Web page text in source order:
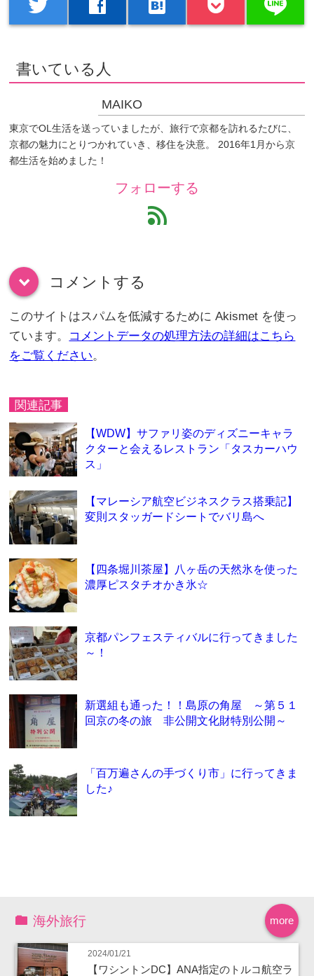
twitter facebook hatenabookmark
書いている人
MAIKO
東京でOL生活を送っていましたが、旅行で京都を訪れるたびに、
京都の魅力にとりつかれていき、移住を決意。 2016年1月から京
都生活を始めました！
フォローする
feed
down コメントする
このサイトはスパムを低減するために Akismet を使っ
ています。 コメントデータの処理方法の詳細はこちら
をご覧ください。
関連記事
【WDW】サファリ姿のディズニーキャラ
クターと会えるレストラン「タスカーハウ
ス」
【マレーシア航空ビジネスクラス搭乗記】
変則スタッガードシートでバリ島へ
【四条堀川茶屋】八ヶ岳の天然氷を使った
濃厚ピスタチオかき氷☆
京都パンフェスティバルに行ってきました
～！
新選組も通った！！島原の角屋 ～第５１
回京の冬の旅 非公開文化財特別公開～
「百万遍さんの手づくり市」に行ってきま
した♪
more
海外旅行
2024/01/21
【ワシントンDC】ANA指定のトルコ航空ラ